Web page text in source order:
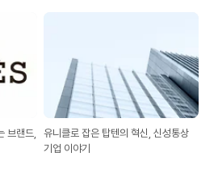
브랜드,
유니클로 잡은 탑텐의 혁신, 신성통상
기업 이야기